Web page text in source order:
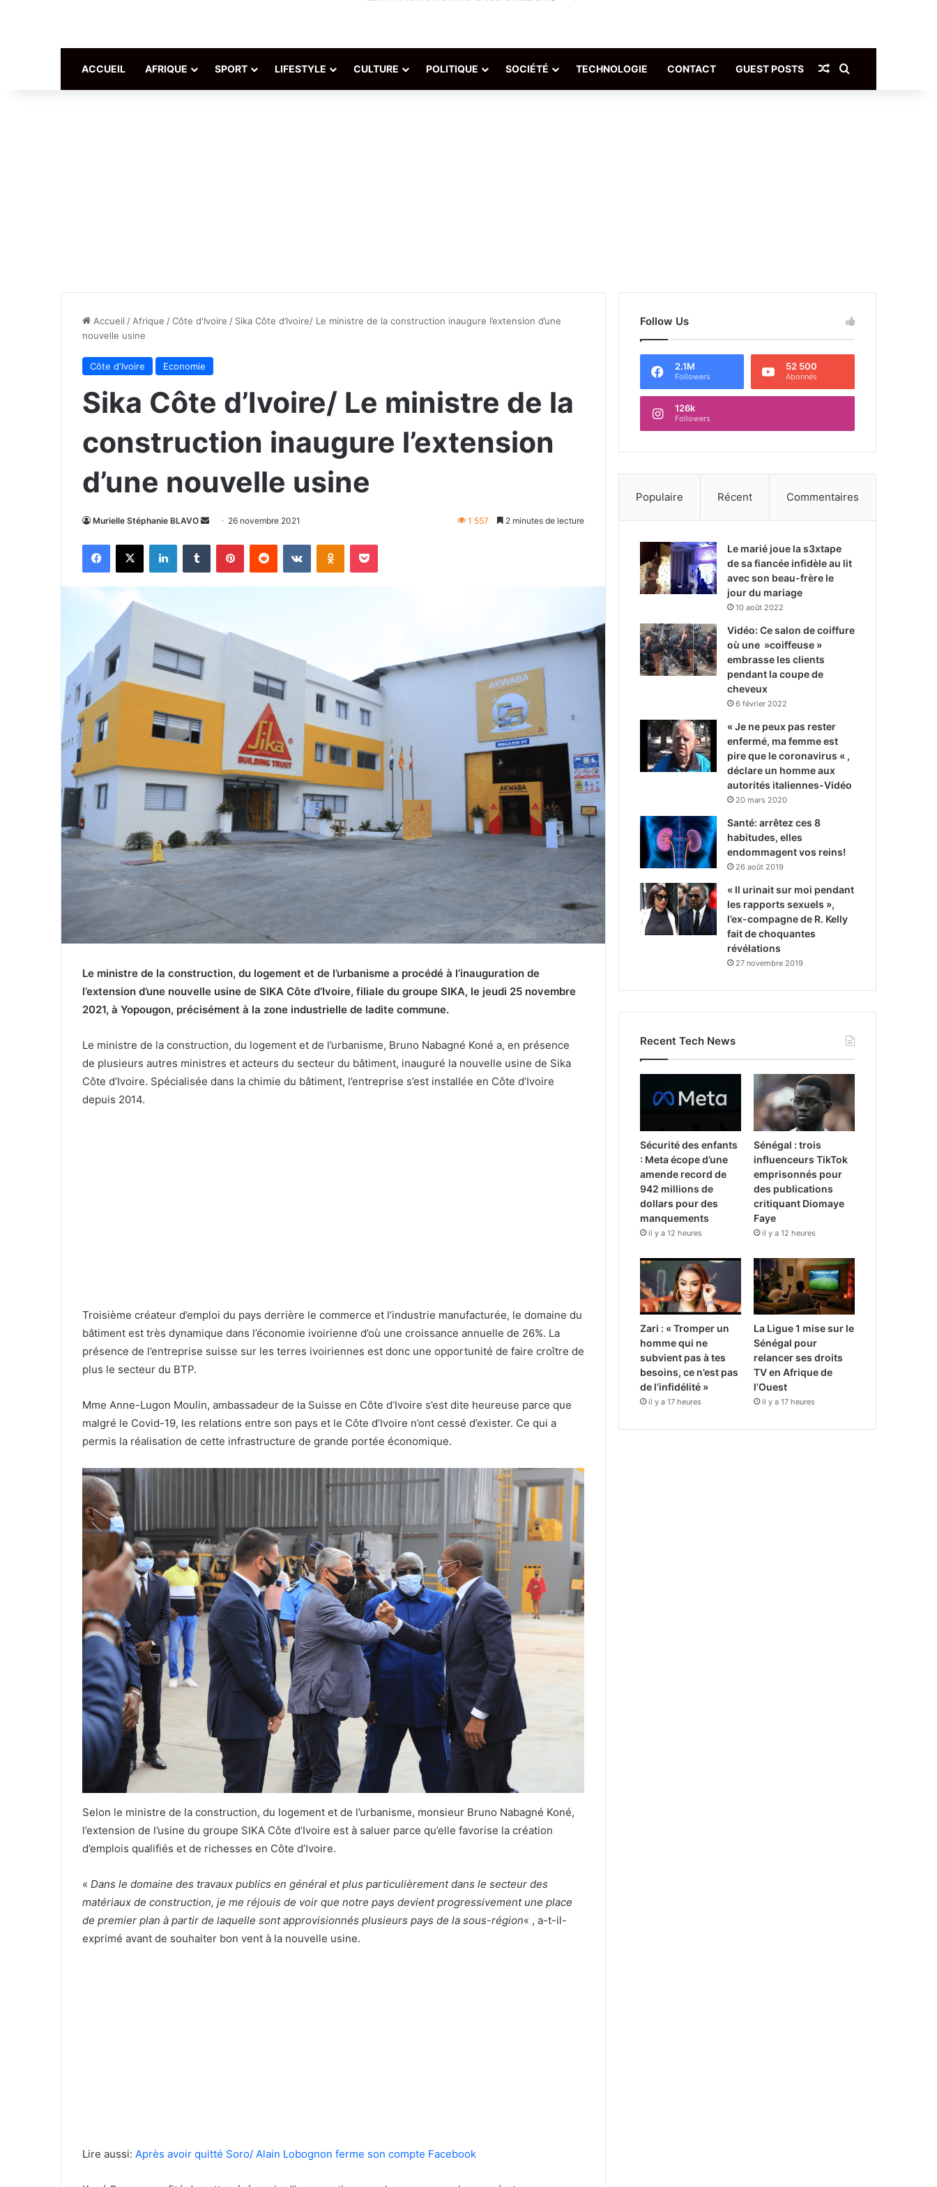
ACCUEIL AFRIQUE SPORT LIFESTYLE CULTURE POLITIQUE SOCIÉTÉ TECHNOLOGIE CONTACT GUEST POSTS Article Aléatoire
Accueil / Afrique /Côte d'Ivoire / Sika Côte d’Ivoire/ Le ministre de la construction inaugure l’extension d’une
nouvelle usine
Côte d'Ivoire Economie
Sika Côte d’Ivoire/ Le ministre de la
construction inaugure l’extension
d’une nouvelle usine
Murielle Stéphanie BLAVO
Envoyer
courriel
26 novembre 2021 1 557 2 minutes de lecture
Facebook
X LinkedinTumblr PinterestReddit VKontakteOdnoklassniki
Pocket
Le ministre de la construction, du logement et de l’urbanisme a procédé à l’inauguration de
l’extension d’une nouvelle usine de SIKA Côte d’Ivoire, filiale du groupe SIKA, le jeudi 25 novembre
2021, à Yopougon, précisément à la zone industrielle de ladite commune.
Le ministre de la construction, du logement et de l’urbanisme, Bruno Nabagné Koné a, en présence
de plusieurs autres ministres et acteurs du secteur du bâtiment, inauguré la nouvelle usine de Sika
Côte d’Ivoire. Spécialisée dans la chimie du bâtiment, l’entreprise s’est installée en Côte d’Ivoire
depuis 2014.
Troisième créateur d’emploi du pays derrière le commerce et l’industrie manufacturée, le domaine du
bâtiment est très dynamique dans l’économie ivoirienne d’où une croissance annuelle de 26%. La
présence de l’entreprise suisse sur les terres ivoiriennes est donc une opportunité de faire croître de
plus le secteur du BTP.
Mme Anne-Lugon Moulin, ambassadeur de la Suisse en Côte d’Ivoire s’est dite heureuse parce que
malgré le Covid-19, les relations entre son pays et le Côte d’Ivoire n’ont cessé d’exister. Ce qui a
permis la réalisation de cette infrastructure de grande portée économique.
Selon le ministre de la construction, du logement et de l’urbanisme, monsieur Bruno Nabagné Koné,
l’extension de l’usine du groupe SIKA Côte d’Ivoire est à saluer parce qu’elle favorise la création
d’emplois qualifiés et de richesses en Côte d’Ivoire.
« Dans le domaine des travaux publics en général et plus particulièrement dans le secteur des
matériaux de construction, je me réjouis de voir que notre pays devient progressivement une place
de premier plan à partir de laquelle sont approvisionnés plusieurs pays de la sous-région« , a-t-il-
exprimé avant de souhaiter bon vent à la nouvelle usine.
Lire aussi: Après avoir quitté Soro/ Alain Lobognon ferme son compte Facebook
Follow Us
2.1M
Followers
52 500
Abonnés
126k
Followers
Populaire Récent Commentaires
Le marié joue la s3xtape
de sa fiancée infidèle au lit
avec son beau-frère le
jour du mariage
10 août 2022
Vidéo: Ce salon de coiffure
où une »coiffeuse »
embrasse les clients
pendant la coupe de
cheveux
6 février 2022
« Je ne peux pas rester
enfermé, ma femme est
pire que le coronavirus « ,
déclare un homme aux
autorités italiennes-Vidéo
20 mars 2020
Santé: arrêtez ces 8
habitudes, elles
endommagent vos reins!
26 août 2019
« Il urinait sur moi pendant
les rapports sexuels »,
l’ex-compagne de R. Kelly
fait de choquantes
révélations
27 novembre 2019
Recent Tech News
Sécurité des enfants
: Meta écope d’une
amende record de
942 millions de
dollars pour des
manquements
il y a 12 heures
Sénégal : trois
influenceurs TikTok
emprisonnés pour
des publications
critiquant Diomaye
Faye
il y a 12 heures
Zari : « Tromper un
homme qui ne
subvient pas à tes
besoins, ce n’est pas
de l’infidélité »
il y a 17 heures
La Ligue 1 mise sur le
Sénégal pour
relancer ses droits
TV en Afrique de
l’Ouest
il y a 17 heures